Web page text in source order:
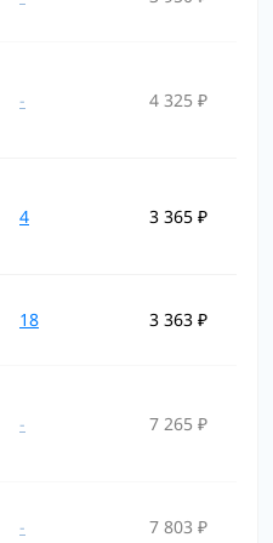
- 4 325 ₽
4 3 365 ₽
18 3 363 ₽
- 7 265 ₽
- 7 803 ₽